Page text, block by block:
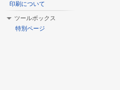
印刷について
ツールボックス
特別ページ